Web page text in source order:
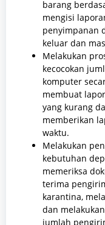
barang
mengisi
penyimpanan
keluar dan
Melakukan
kecocokan
komputer
membuat
yang kurang
memberikan
waktu.
Melakukan
kebutuhan
memeriksa
terima
karantina,
dan
jumlah